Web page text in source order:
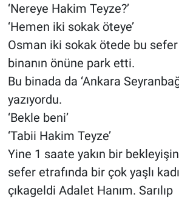
‘Nereye Hakim Teyze?’
‘Hemen iki sokak öteye’
Osman iki sokak ötede bu
binanın önüne park etti.
Bu binada da ‘Ankara
yazıyordu.
‘Bekle beni’
‘Tabii Hakim Teyze’
Yine 1 saate yakın bir
sefer etrafında bir çok yaşlı
çıkageldi Adalet Hanım. Sarılıp